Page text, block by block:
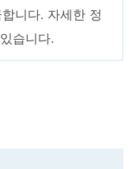
니다. 자세한 정
습니다.